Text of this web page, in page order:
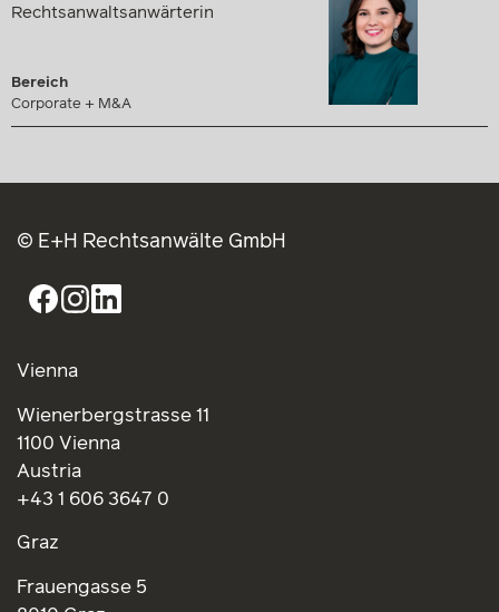
Rechtsanwaltsanwärterin
Bereich
Corporate + M&A
© E+H Rechtsanwälte GmbH
Vienna
Wienerbergstrasse 11
1100 Vienna
Austria
+43 1 606 3647 0
Graz
Frauengasse 5